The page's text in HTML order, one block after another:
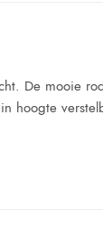
De mooie
hoogte